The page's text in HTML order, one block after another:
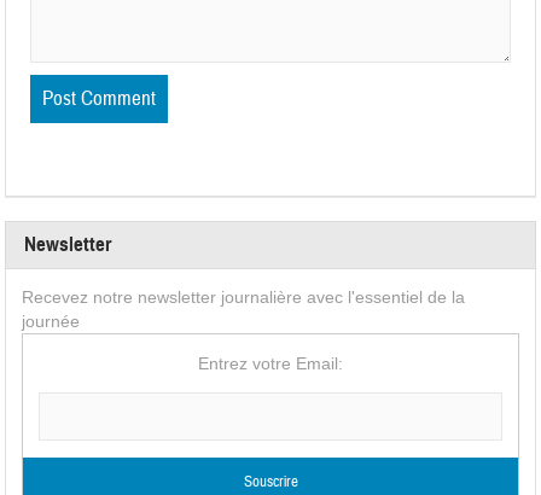
Newsletter
Recevez notre newsletter journalière avec l'essentiel de la
journée
Entrez votre Email: